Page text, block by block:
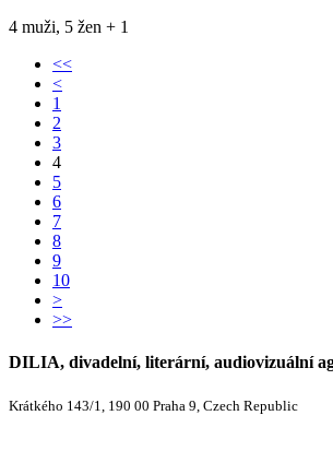
4 muži, 5 žen + 1
<<
<
1
2
3
4
5
6
7
8
9
10
>
>>
DILIA, divadelní, literární, audiovizuální
Krátkého 143/1, 190 00 Praha 9, Czech Republic